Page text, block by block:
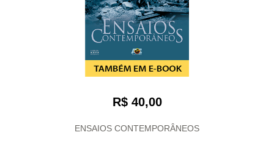
R$ 40,00
ENSAIOS CONTEMPORÂNEOS